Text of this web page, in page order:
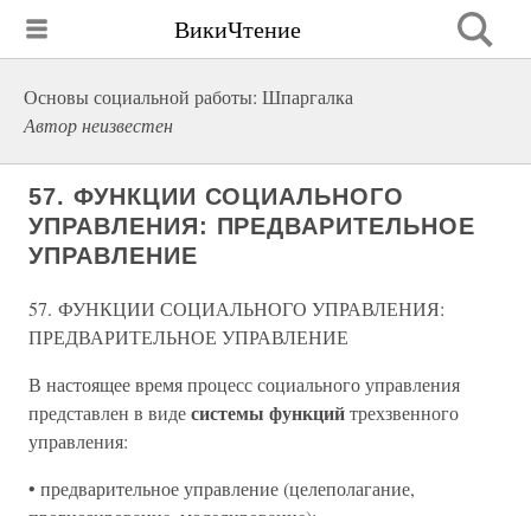
ВикиЧтение
Основы социальной работы: Шпаргалка
Автор неизвестен
57. ФУНКЦИИ СОЦИАЛЬНОГО
УПРАВЛЕНИЯ: ПРЕДВАРИТЕЛЬНОЕ
УПРАВЛЕНИЕ
57. ФУНКЦИИ СОЦИАЛЬНОГО УПРАВЛЕНИЯ:
ПРЕДВАРИТЕЛЬНОЕ УПРАВЛЕНИЕ
В настоящее время процесс социального управления
представлен в видесистемы функцийтрехзвенного
управления:
• предварительное управление (целеполагание,